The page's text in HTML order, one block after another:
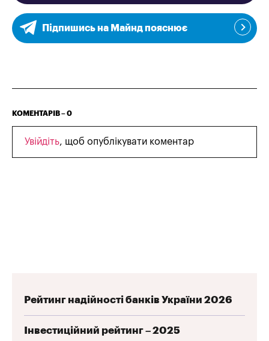
Підпишись на Майнд пояснює
КОМЕНТАРІВ –0
Увійдіть, щоб опублікувати коментар
Рейтинг надійності банків України 2026
Інвестиційний рейтинг – 2025